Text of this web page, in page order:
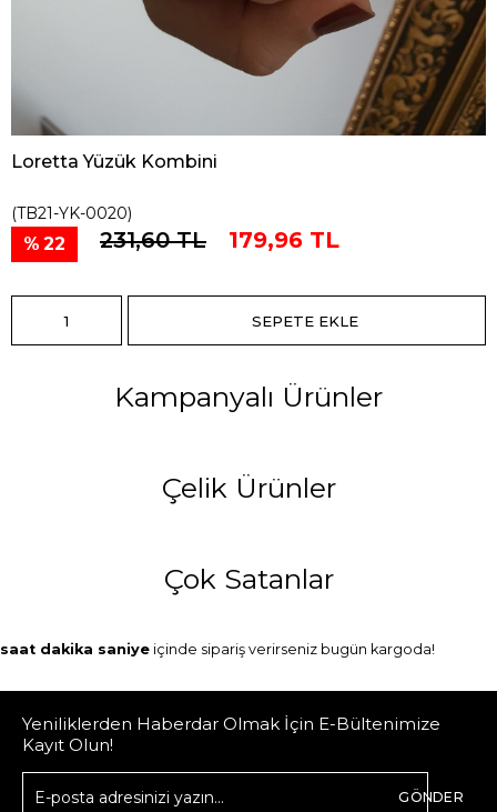
Loretta Yüzük Kombini
(TB21-YK-0020)
22 231,60 TL 179,96 TL
Kampanyalı Ürünler
Çelik Ürünler
Çok Satanlar
saat dakika saniye içinde sipariş verirseniz bugün kargoda!
Yeniliklerden Haberdar Olmak İçin E-Bültenimize
Kayıt Olun!
GÖNDER